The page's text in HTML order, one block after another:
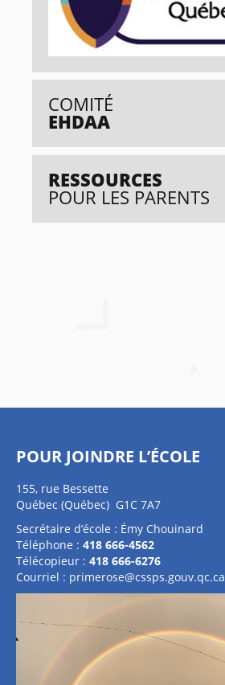
COMITÉ
EHDAA
RESSOURCES
POUR LES PARENTS
POUR JOINDRE L’ÉCOLE
155, rue Bessette
Québec (Québec) G1C 7A7
Secrétaire d’école : Émy Chouinard
Téléphone : 418 666-4562
Télécopieur : 418 666-6276
Courriel : primerose@cssps.gouv.qc.ca